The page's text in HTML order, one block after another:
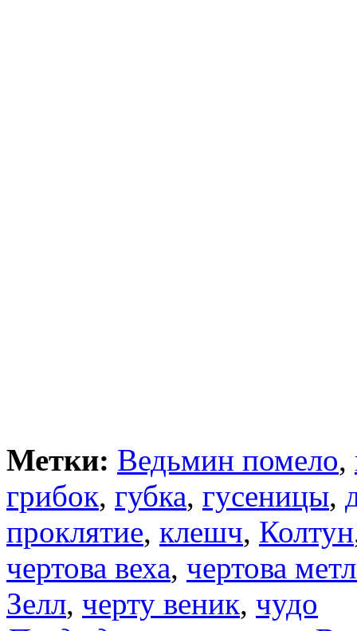
Метки: Ведьмин помело,
грибок, губка, гусеницы,
проклятие, клешч, Колтун
чертова веха, чертова
Зелл, черту веник, чудо